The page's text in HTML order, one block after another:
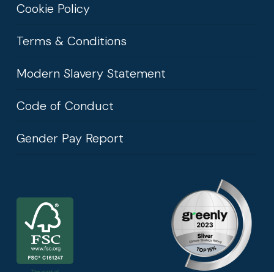
Cookie Policy
Terms & Conditions
Modern Slavery Statement
Code of Conduct
Gender Pay Report